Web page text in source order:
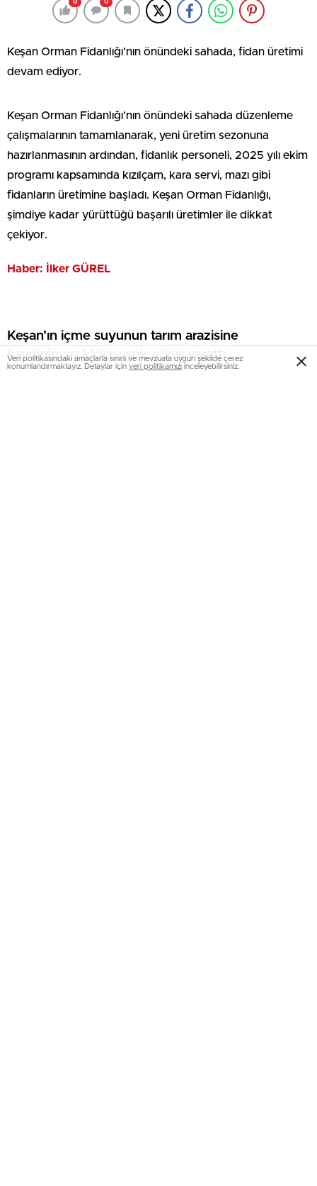
0 0
Keşan Orman Fidanlığı’nın önündeki sahada, fidan üretimi
devam ediyor.
Keşan Orman Fidanlığı’nın önündeki sahada düzenleme
çalışmalarının tamamlanarak, yeni üretim sezonuna
hazırlanmasının ardından, fidanlık personeli, 2025 yılı ekim
programı kapsamında kızılçam, kara servi, mazı gibi
fidanların üretimine başladı. Keşan Orman Fidanlığı,
şimdiye kadar yürüttüğü başarılı üretimler ile dikkat
çekiyor.
Haber: İlker GÜREL
Veri politikasındaki amaçlarla sınırlı ve mevzuata uygun şekilde çerez
konumlandırmaktayız. Detaylar için veri politikamızı inceleyebilirsiniz.